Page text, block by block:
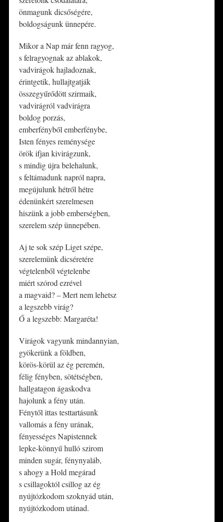
önmagunk dicsőségére,
boldogságunk ünnepére.
Mikor a Nap már fenn ragyog,
s felragyognak az ablakok,
vadvirágok hajladoznak,
érintgetik, hullajtgatják
összegyűrődött szirmaik,
vadvirágról vadvirágra
boldog porzás,
emberfényből emberfénybe,
Isten fényes reménysége
örök ifjan kivirágzunk,
s mindig újra belehalunk,
s feltámadunk napról napra,
megújulunk hétről hétre
édenünkért szerelmesen
hiszünk a jobb emberségben,
szerelem szép ünnepében.
Aj te sok szép Liget szépe,
szerelemünk dicséretére
végtelenből végtelenbe
miért szórod ezrével
a magvaid? – Mert nem lehetsz
a legszebb virág?
Ő a legszebb: Margaréta!
Virágok vagyunk mindannyian,
gyökerünk a földben,
körös-körül az ég peremén,
félig fényben, sötétségben,
hallgatagon ágaskodva
hajolunk a fény után.
Fénytől ittas testtartásunk
vallomás a fény urának,
fényességes Napistennek
lepke-könnyű hulló szirom
minden sugár, fénynyaláb,
s ahogy a Hold megárad
s csillagoktól csillog az ég
nyújtózkodom szoknyád után,
nyújtózkodom utánad.